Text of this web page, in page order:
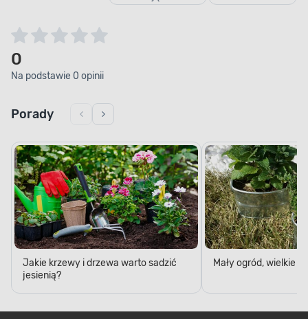
0
Na podstawie 0 opinii
Porady
Jakie krzewy i drzewa warto sadzić
jesienią?
Mały ogród, wielkie